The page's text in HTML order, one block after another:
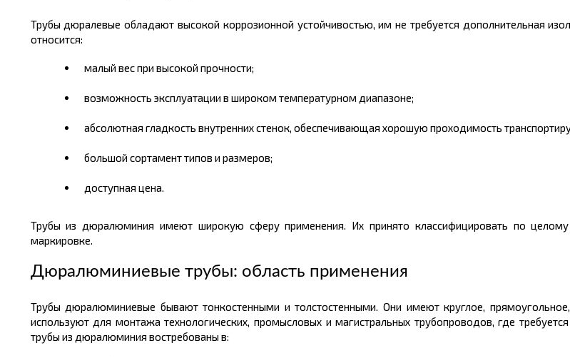
Трубы дюралевые обладают высокой коррозионной устойчивостью, им не требуется дополнительная
относится:
малый вес при высокой прочности;
возможность эксплуатации в широком температурном диапазоне;
абсолютная гладкость внутренних стенок, обеспечивающая хорошую проходимость
большой сортамент типов и размеров;
доступная цена.
Трубы из дюралюминия имеют широкую сферу применения. Их принято классифицировать по целому
маркировке.
Дюралюминиевые трубы: область применения
Трубы дюралюминиевые бывают тонкостенными и толстостенными. Они имеют круглое,
используют для монтажа технологических, промысловых и магистральных трубопроводов, где
трубы из дюралюминия востребованы в: